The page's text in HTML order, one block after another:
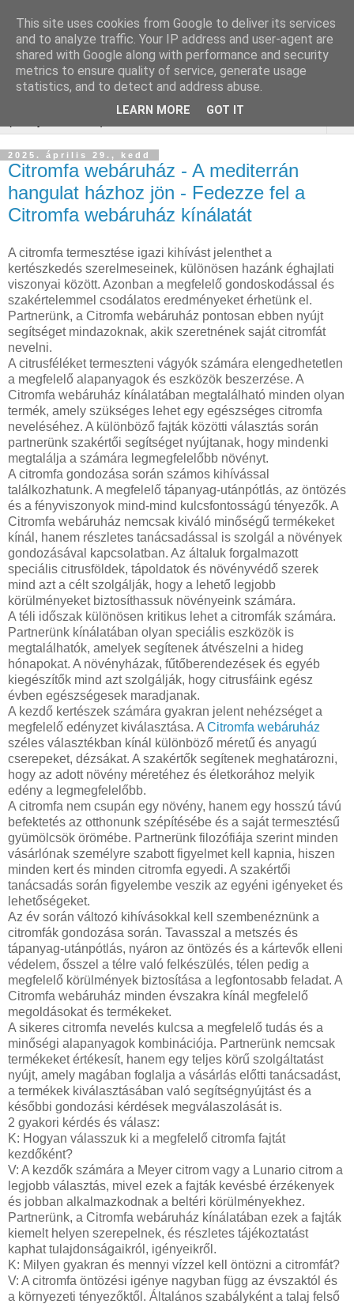
Keresőoptimalizálás :
gurtnicsere
2025. április 29., kedd
Citromfa webáruház - A mediterrán
hangulat házhoz jön - Fedezze fel a
Citromfa webáruház kínálatát
A citromfa termesztése igazi kihívást jelenthet a
kertészkedés szerelmeseinek, különösen hazánk éghajlati
viszonyai között. Azonban a megfelelő gondoskodással és
szakértelemmel csodálatos eredményeket érhetünk el.
Partnerünk, a Citromfa webáruház pontosan ebben nyújt
segítséget mindazoknak, akik szeretnének saját citromfát
nevelni.
A citrusféléket termeszteni vágyók számára elengedhetetlen
a megfelelő alapanyagok és eszközök beszerzése. A
Citromfa webáruház kínálatában megtalálható minden olyan
termék, amely szükséges lehet egy egészséges citromfa
neveléséhez. A különböző fajták közötti választás során
partnerünk szakértői segítséget nyújtanak, hogy mindenki
megtalálja a számára legmegfelelőbb növényt.
A citromfa gondozása során számos kihívással
találkozhatunk. A megfelelő tápanyag-utánpótlás, az öntözés
és a fényviszonyok mind-mind kulcsfontosságú tényezők. A
Citromfa webáruház nemcsak kiváló minőségű termékeket
kínál, hanem részletes tanácsadással is szolgál a növények
gondozásával kapcsolatban. Az általuk forgalmazott
speciális citrusföldek, tápoldatok és növényvédő szerek
mind azt a célt szolgálják, hogy a lehető legjobb
körülményeket biztosíthassuk növényeink számára.
A téli időszak különösen kritikus lehet a citromfák számára.
Partnerünk kínálatában olyan speciális eszközök is
megtalálhatók, amelyek segítenek átvészelni a hideg
hónapokat. A növényházak, fűtőberendezések és egyéb
kiegészítők mind azt szolgálják, hogy citrusfáink egész
évben egészségesek maradjanak.
A kezdő kertészek számára gyakran jelent nehézséget a
megfelelő edényzet kiválasztása. A Citromfa webáruház
széles választékban kínál különböző méretű és anyagú
cserepeket, dézsákat. A szakértők segítenek meghatározni,
hogy az adott növény méretéhez és életkorához melyik
edény a legmegfelelőbb.
A citromfa nem csupán egy növény, hanem egy hosszú távú
befektetés az otthonunk szépítésébe és a saját termesztésű
gyümölcsök örömébe. Partnerünk filozófiája szerint minden
vásárlónak személyre szabott figyelmet kell kapnia, hiszen
minden kert és minden citromfa egyedi. A szakértői
tanácsadás során figyelembe veszik az egyéni igényeket és
lehetőségeket.
Az év során változó kihívásokkal kell szembenéznünk a
citromfák gondozása során. Tavasszal a metszés és
tápanyag-utánpótlás, nyáron az öntözés és a kártevők elleni
védelem, ősszel a télre való felkészülés, télen pedig a
megfelelő körülmények biztosítása a legfontosabb feladat. A
Citromfa webáruház minden évszakra kínál megfelelő
megoldásokat és termékeket.
A sikeres citromfa nevelés kulcsa a megfelelő tudás és a
minőségi alapanyagok kombinációja. Partnerünk nemcsak
termékeket értékesít, hanem egy teljes körű szolgáltatást
nyújt, amely magában foglalja a vásárlás előtti tanácsadást,
a termékek kiválasztásában való segítségnyújtást és a
későbbi gondozási kérdések megválaszolását is.
2 gyakori kérdés és válasz:
K: Hogyan válasszuk ki a megfelelő citromfa fajtát
kezdőként?
V: A kezdők számára a Meyer citrom vagy a Lunario citrom a
legjobb választás, mivel ezek a fajták kevésbé érzékenyek
és jobban alkalmazkodnak a beltéri körülményekhez.
Partnerünk, a Citromfa webáruház kínálatában ezek a fajták
kiemelt helyen szerepelnek, és részletes tájékoztatást
kaphat tulajdonságaikról, igényeikről.
K: Milyen gyakran és mennyi vízzel kell öntözni a citromfát?
V: A citromfa öntözési igénye nagyban függ az évszaktól és
a környezeti tényezőktől. Általános szabályként a talaj felső
This site uses cookies from Google to deliver its services
and to analyze traffic. Your IP address and user-agent are
shared with Google along with performance and security
metrics to ensure quality of service, generate usage
statistics, and to detect and address abuse.
LEARN MORE GOT IT